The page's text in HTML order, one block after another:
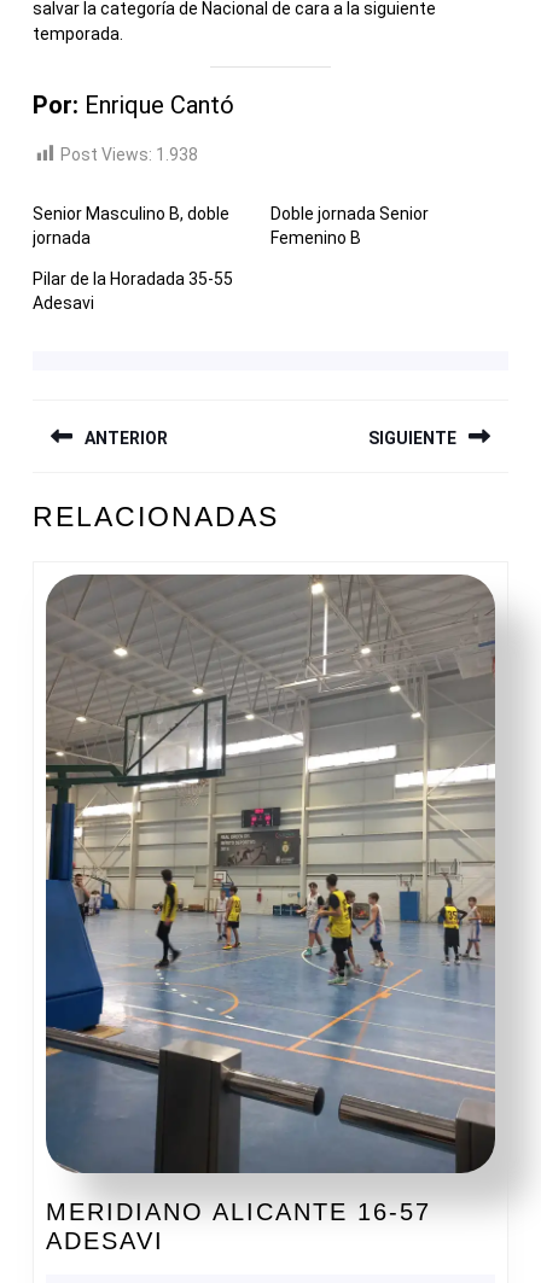
salvar la categoría de Nacional de cara a la siguiente
temporada.
Por: Enrique Cantó
Post Views: 1.938
Senior Masculino B, doble
jornada
Doble jornada Senior
Femenino B
Pilar de la Horadada 35-55
Adesavi
DE
ANTERIOR
anterior:
SIGUIENTE
entrada:
RELACIONADAS
MERIDIANO ALICANTE 16-57
ADESAVI